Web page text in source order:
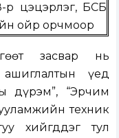
р цэцэрлэг, БСБ
ойр орчмоор
засвар нь
ашиглалтын үед
дүрэм”, “Эрчим
техник
хийгддэг тул